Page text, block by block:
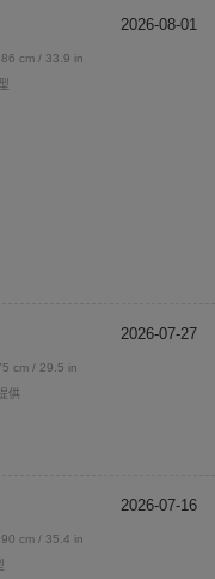
2026-08-01
86 cm / 33.9 in
2026-07-27
cm / 29.5 in
供
2026-07-16
90 cm / 35.4 in